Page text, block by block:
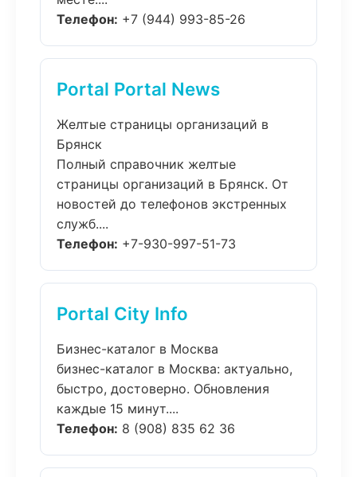
Телефон: +7 (944) 993-85-26
Portal Portal News
Желтые страницы организаций в
Брянск
Полный справочник желтые
страницы организаций в Брянск. От
новостей до телефонов экстренных
служб....
Телефон: +7-930-997-51-73
Portal City Info
Бизнес-каталог в Москва
бизнес-каталог в Москва: актуально,
быстро, достоверно. Обновления
каждые 15 минут....
Телефон: 8 (908) 835 62 36